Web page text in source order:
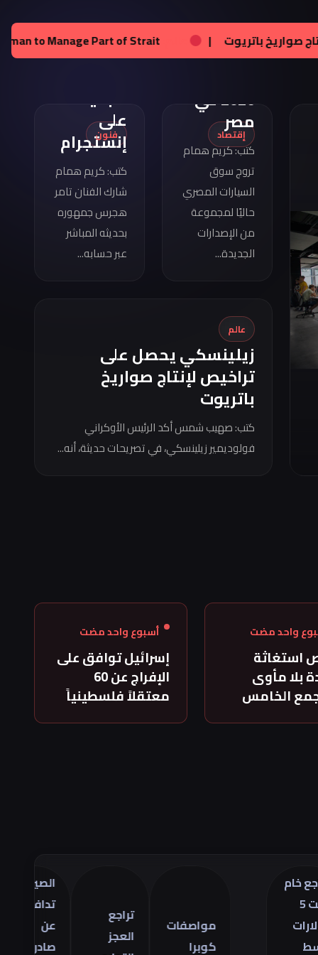
عالم:زيلينسكي يحصل على تراخيص لإنتاج صواريخ باتريوت
إقتصاد
مواصفات
كوبرا
2026 في
مصر
كتب: كريم همام
تروج سوق
السيارات المصري
حاليًا لمجموعة
من الإصدارات
الجديدة...
فنون
هجرس
يشارك
الجديدة
على
إنستجرام
كتب: كريم همام
شارك الفنان تامر
هجرس جمهوره
بحديثه المباشر
عبر حسابه...
عالم
زيلينسكي يحصل على
تراخيص لإنتاج صواريخ
باتريوت
كتب: صهيب شمس أكد الرئيس الأوكراني
فولوديمير زيلينسكي، في تصريحات حديثة، أنه...
واحد مضت
استغاثة
بلا مأوى
الخامس
أسبوع واحد مضت
إسرائيل توافق على
الإفراج عن 60
معتقلاً فلسطينياً
مواصفات
تدافع
صادراتها